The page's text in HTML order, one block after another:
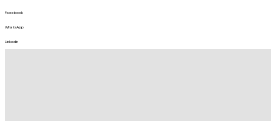
Facebook
WhatsApp
LinkedIn